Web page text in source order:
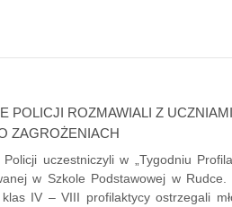
POLICJI ROZMAWIALI Z
ZAGROŻENIACH
uczestniczyli w „Tygodniu
w Szkole Podstawowej w Rudce.
IV – VIII profilaktycy ostrzegali